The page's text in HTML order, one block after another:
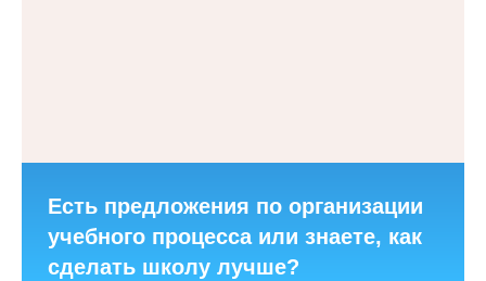
Есть предложения по организации
учебного процесса или знаете, как
сделать школу лучше?